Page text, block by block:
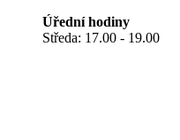
Úřední hodiny
Středa: 17.00 - 19.00